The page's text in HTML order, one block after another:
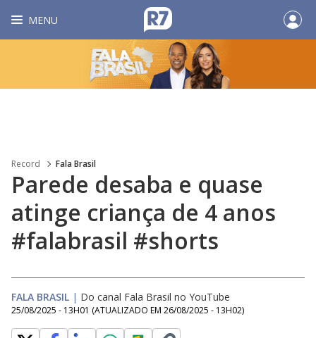
MENU
Record Fala Brasil
Parede desaba e quase
atinge criança de 4 anos
#falabrasil #shorts
FALA BRASIL | Do canal Fala Brasil no YouTube
25/08/2025 - 13H01 (ATUALIZADO EM 26/08/2025 - 13H02)